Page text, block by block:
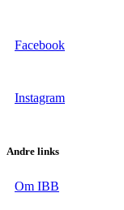
Facebook
Instagram
Andre links
Om IBB